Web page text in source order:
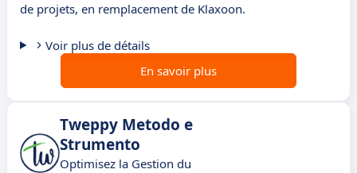
de projets, en remplacement de Klaxoon.
Voir plus de détails
En savoir plus
Tweppy Metodo e
Strumento
Optimisez la Gestion du